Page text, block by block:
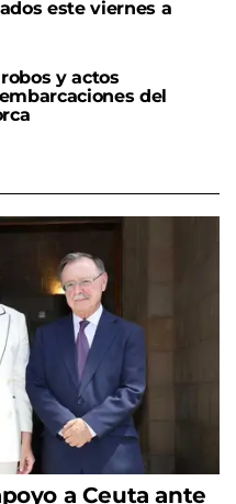
este viernes a
y actos
del
a Ceuta ante